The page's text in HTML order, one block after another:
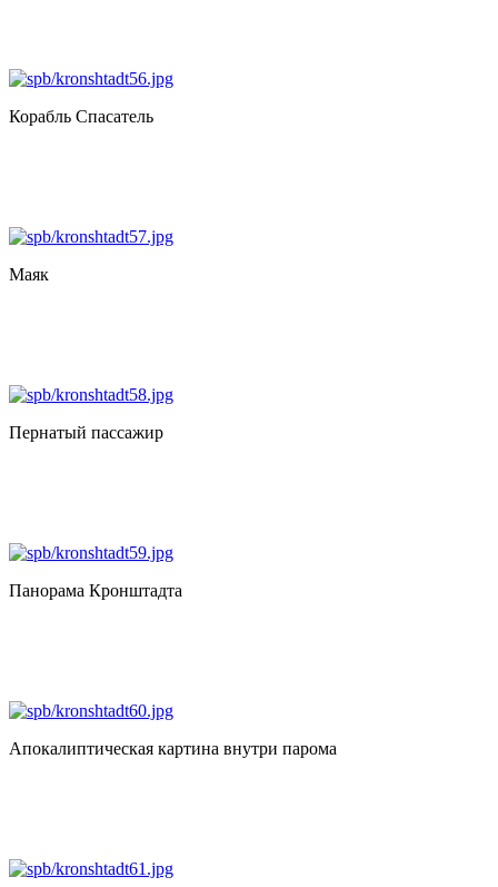
Корабль Спасатель
Маяк
Пернатый пассажир
Панорама Кронштадта
Апокалиптическая картина внутри парома